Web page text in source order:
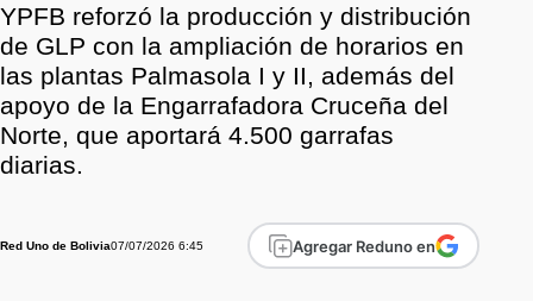
YPFB reforzó la producción y distribución
de GLP con la ampliación de horarios en
las plantas Palmasola I y II, además del
apoyo de la Engarrafadora Cruceña del
Norte, que aportará 4.500 garrafas
diarias.
Red Uno de Bolivia07/07/2026 6:45 Agregar Reduno en